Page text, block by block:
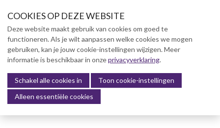
Menu
Over NVBK
NVBK Leden
Lidmaatschap
Kennisbank
COOKIES OP DEZE WEBSITE
Deze website maakt gebruik van cookies om goed te
functioneren. Als je wilt aanpassen welke cookies we mogen
gebruiken, kan je jouw cookie-instellingen wijzigen. Meer
informatie is beschikbaar in onzeprivacyverklaring.
Schakel alle cookies in
Toon cookie-instellingen
Alleen essentiële cookies